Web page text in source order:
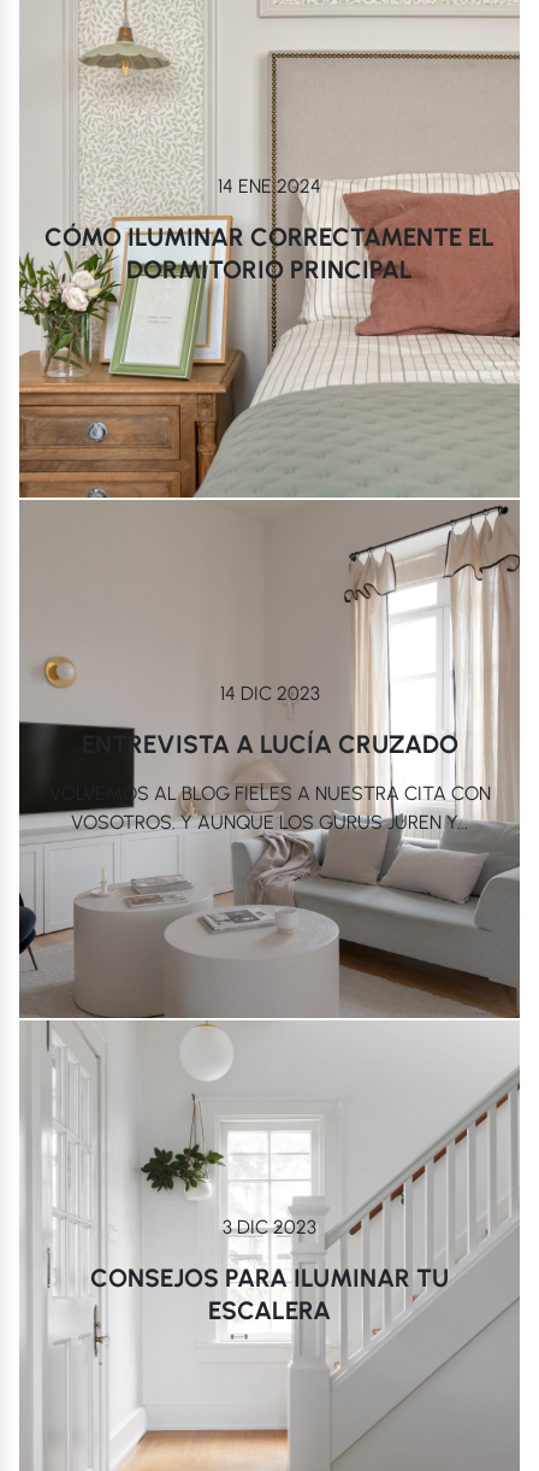
14 ENE 2024
CÓMO ILUMINAR CORRECTAMENTE EL
DORMITORIO PRINCIPAL
14 DIC 2023
ENTREVISTA A LUCÍA CRUZADO
VOLVEMOS AL BLOG FIELES A NUESTRA CITA CON
VOSOTROS. Y AUNQUE LOS GURUS JUREN Y...
3 DIC 2023
CONSEJOS PARA ILUMINAR TU
ESCALERA